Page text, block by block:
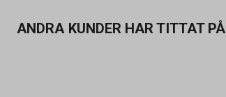
ANDRA KUNDER HAR TITTAT PÅ